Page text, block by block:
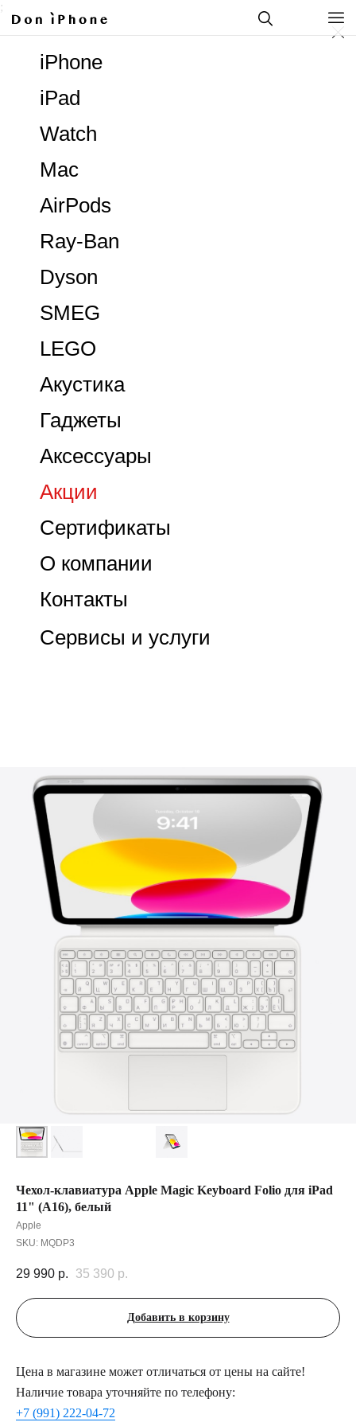
;
Контакты
О компании
Сертификаты
Акции
Аксессуары
Гаджеты
Акустика
Dyson
AirPods
Ray-Ban
LEGO
SMEG
Mac
Watch
iPad
iPhone
Сервисы и услуги
Чехол-клавиатура Apple Magic Keyboard Folio для iPad
11" (A16), белый
Apple
SKU: MQDP3
29 990 р. 35 390 р.
Добавить в корзину
Цена в магазине может отличаться от цены на сайте!
Наличие товара уточняйте по телефону:
+7 (991) 222-04-72